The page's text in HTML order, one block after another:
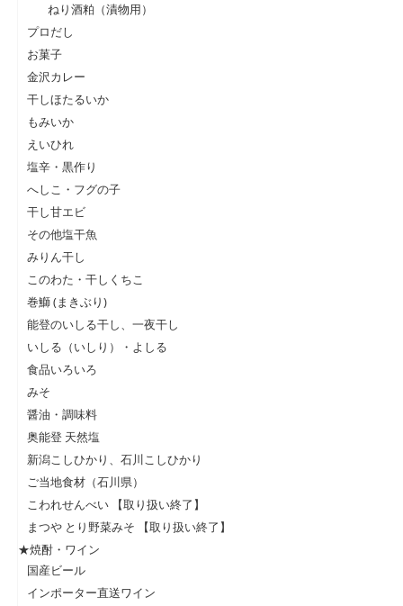
ねり酒粕（漬物用）
プロだし
お菓子
金沢カレー
干しほたるいか
もみいか
えいひれ
塩辛・黒作り
へしこ・フグの子
干し甘エビ
その他塩干魚
みりん干し
このわた・干しくちこ
巻鰤 (まきぶり)
能登のいしる干し、一夜干し
いしる（いしり）・よしる
食品いろいろ
みそ
醤油・調味料
奥能登 天然塩
新潟こしひかり、石川こしひかり
ご当地食材（石川県）
こわれせんべい 【取り扱い終了】
まつや とり野菜みそ 【取り扱い終了】
★焼酎・ワイン
国産ビール
インポーター直送ワイン